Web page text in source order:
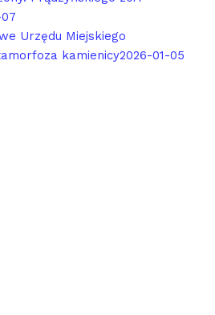
Urzędu Miejskiego
kamienicy2026-01-05